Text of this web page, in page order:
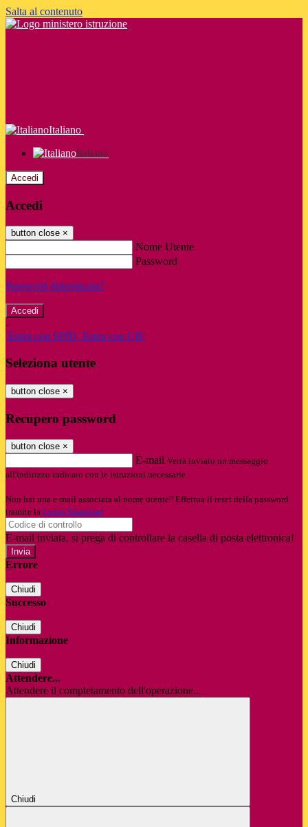
Salta al contenuto
Italiano
Italiano
Accedi
Accedi
button close ×
Nome Utente
Password
Password dimenticata?
-
Entra con SPID Entra con CIE
Seleziona utente
button close ×
Recupero password
button close ×
E-mail Verrà inviato un messaggio
all'indirizzo indicato con le istruzioni necessarie.
Non hai una e-mail associata al nome utente? Effettua il reset della password
tramite la Login Spaggiari
E-mail inviata, si prega di controllare la casella di posta elettronica!
Errore
Chiudi
Successo
Chiudi
Informazione
Chiudi
Attendere...
Attendere il completamento dell'operazione...
Chiudi